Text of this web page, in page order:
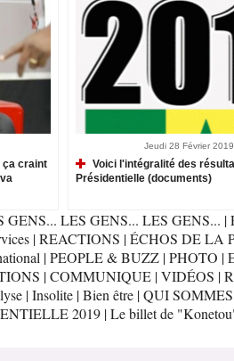
ça craint
Jeudi 28 Février
Voici l'intégralité des
Présidentielle (documents)
GENS... LES GENS... LES GENS... |
|REACTIONS |ÉCHOS DE LA
|PEOPLE & BUZZ |PHOTO |
|COMMUNIQUE |VIDÉOS |
|Insolite |Bien être |QUI
2019 |Le billet de